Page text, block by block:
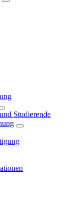
Studierende